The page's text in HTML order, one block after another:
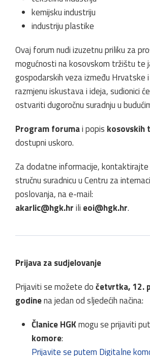
kemijsku industriju
industriju plastike
Ovaj forum nudi izuzetnu priliku za
mogućnosti na kosovskom tržištu te
gospodarskih veza između Hrvatske
razmjenu iskustava i ideja, sudionici
ostvariti dugoročnu suradnju u
Program forumai popis kosovskih
dostupni uskoro.
Za dodatne informacije, kontaktirajte
stručnu suradnicu u Centru za
poslovanja, na e-mail:
akarlic@hgk.hrili eoi@hgk.hr.
Prijava za sudjelovanje
Prijaviti se možete dočetvrtka, 12.
godinena jedan od sljedećih načina:
Članice HGKmogu se prijaviti
komore:
Prijavite se putem Digitalne